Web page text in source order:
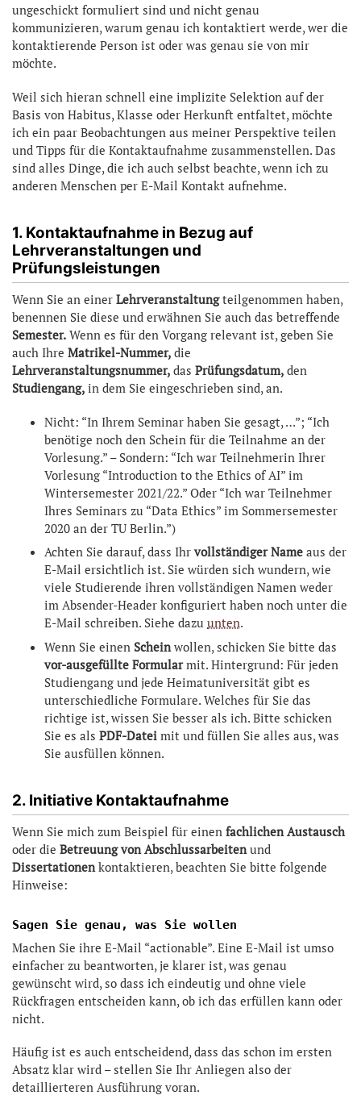
ungeschickt formuliert sind und nicht genau
kommunizieren, warum genau ich kontaktiert werde, wer die
kontaktierende Person ist oder was genau sie von mir
möchte.
Weil sich hieran schnell eine implizite Selektion auf der
Basis von Habitus, Klasse oder Herkunft entfaltet, möchte
ich ein paar Beobachtungen aus meiner Perspektive teilen
und Tipps für die Kontaktaufnahme zusammenstellen. Das
sind alles Dinge, die ich auch selbst beachte, wenn ich zu
anderen Menschen per E-Mail Kontakt aufnehme.
1. Kontaktaufnahme in Bezug auf
Lehrveranstaltungen und
Prüfungsleistungen
Wenn Sie an einer Lehrveranstaltungteilgenommen haben,
benennen Sie diese und erwähnen Sie auch das betreffende
Semester. Wenn es für den Vorgang relevant ist, geben Sie
auch Ihre Matrikel-Nummer, die
Lehrveranstaltungsnummer, das Prüfungsdatum, den
Studiengang, in dem Sie eingeschrieben sind, an.
Nicht: “In Ihrem Seminar haben Sie gesagt, …”; “Ich
benötige noch den Schein für die Teilnahme an der
Vorlesung.” – Sondern: “Ich war Teilnehmerin Ihrer
Vorlesung “Introduction to the Ethics of AI” im
Wintersemester 2021/22.” Oder “Ich war Teilnehmer
Ihres Seminars zu “Data Ethics” im Sommersemester
2020 an der TU Berlin.”)
Achten Sie darauf, dass Ihr vollständiger Name aus der
E-Mail ersichtlich ist. Sie würden sich wundern, wie
viele Studierende ihren vollständigen Namen weder
im Absender-Header konfiguriert haben noch unter die
E-Mail schreiben. Siehe dazu unten.
Wenn Sie einen Schein wollen, schicken Sie bitte das
vor-ausgefüllte Formularmit. Hintergrund: Für jeden
Studiengang und jede Heimatuniversität gibt es
unterschiedliche Formulare. Welches für Sie das
richtige ist, wissen Sie besser als ich. Bitte schicken
Sie es als PDF-Datei mit und füllen Sie alles aus, was
Sie ausfüllen können.
2. Initiative Kontaktaufnahme
Wenn Sie mich zum Beispiel für einen fachlichen Austausch
oder die Betreuung von Abschlussarbeitenund
Dissertationenkontaktieren, beachten Sie bitte folgende
Hinweise:
Sagen Sie genau, was Sie wollen
Machen Sie ihre E-Mail “actionable”. Eine E-Mail ist umso
einfacher zu beantworten, je klarer ist, was genau
gewünscht wird, so dass ich eindeutig und ohne viele
Rückfragen entscheiden kann, ob ich das erfüllen kann oder
nicht.
Häufig ist es auch entscheidend, dass das schon im ersten
Absatz klar wird – stellen Sie Ihr Anliegen also der
detaillierteren Ausführung voran.